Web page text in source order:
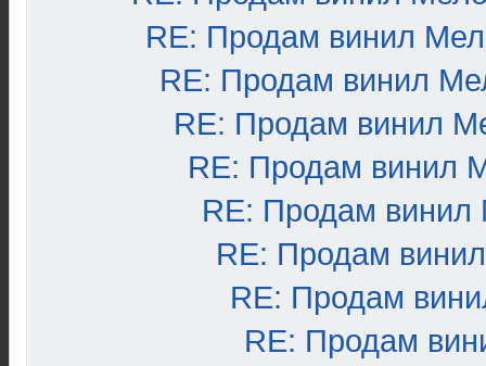
RE: Продам винил
RE: Продам винил
RE: Продам винил
RE: Продам винил
RE: Продам винил
RE: Продам
RE: Продам
RE: Продам